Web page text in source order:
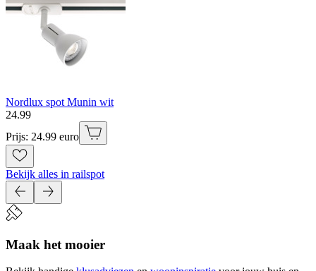
Nordlux spot Munin wit
24.99
Prijs: 24.99 euro
Bekijk alles in railspot
Maak het mooier